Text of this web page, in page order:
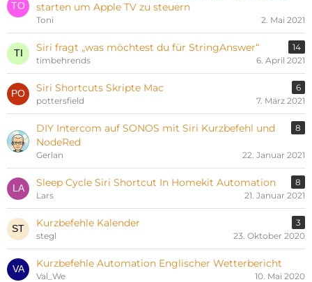
starten um Apple TV zu steuern
Toni 2. Mai 2021
Siri fragt „was möchtest du für StringAnswer“
14
timbehrends
6. April 2021
Siri Shortcuts Skripte Mac
6
pottersfield
7. März 2021
DIY Intercom auf SONOS mit Siri Kurzbefehl und
NodeRed
8
Gerlan 22. Januar 2021
Sleep Cycle Siri Shortcut In Homekit Automation
8
Lars
21. Januar 2021
Kurzbefehle Kalender
3
stegl
23. Oktober 2020
Kurzbefehle Automation Englischer Wetterbericht
Val_We 10. Mai 2020